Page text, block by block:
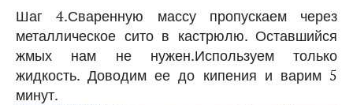
Шаг 4.Сваренную массу пропускаем через
металлическое сито в кастрюлю. Оставшийся
жмых нам не нужен.Используем только
жидкость. Доводим ее до кипения и варим 5
минут.